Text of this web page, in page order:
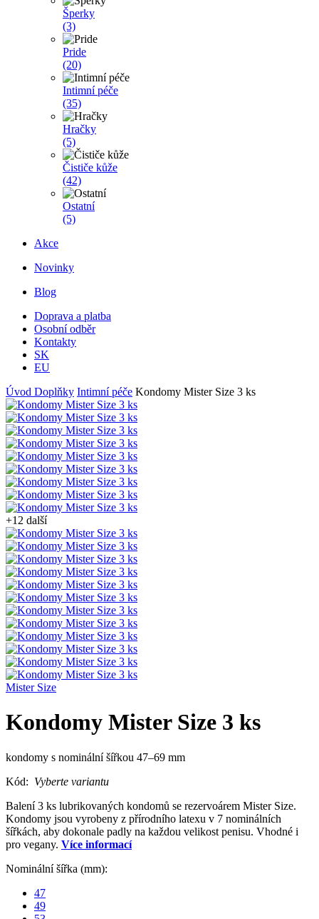
Šperky
(3)
Pride
(20)
Intimní péče
(35)
Hračky
(5)
Čističe kůže
(42)
Ostatní
(5)
Akce
Novinky
Blog
Doprava a platba
Osobní odběr
Kontakty
SK
EU
Úvod Doplňky Intimní péče Kondomy Mister Size 3 ks
+12 další
Mister Size
Kondomy Mister Size 3 ks
kondomy s nominální šířkou 47–69 mm
Kód: Vyberte variantu
Balení 3 ks lubrikovaných kondomů se rezervoárem Mister Size.
Kondomy jsou vyrobeny z přírodního latexu v 7 nominálních
šířkách, aby dokonale padly na každou velikost penisu. Vhodné i
pro vegany. Více informací
Nominální šířka (mm):
47
49